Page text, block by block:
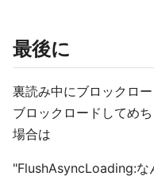
最後に
裏読み中にブロックロ
ブロックロードしてめ
場合は
"FlushAsyncLoading:な